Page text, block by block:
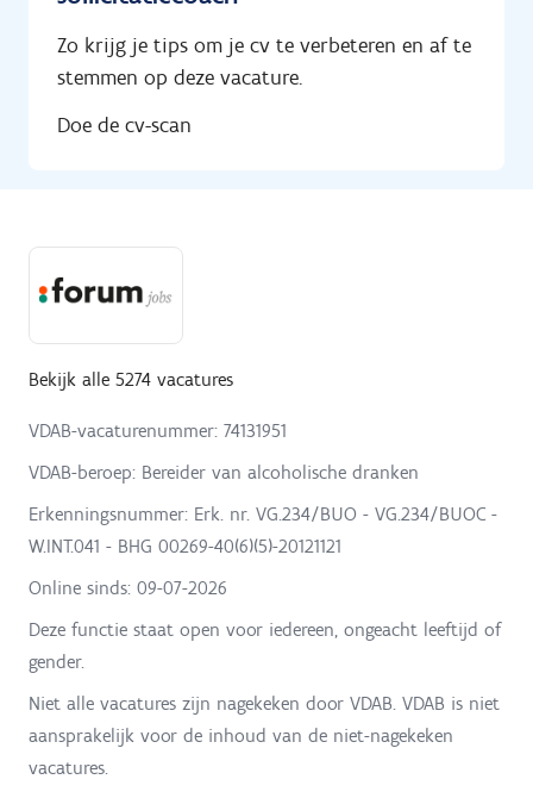
Zo krijg je tips om je cv te verbeteren en af te
stemmen op deze vacature.
Doe de cv-scan
Bekijk alle 5274 vacatures
VDAB-vacaturenummer: 74131951
VDAB-beroep: Bereider van alcoholische dranken
Erkenningsnummer: Erk. nr. VG.234/BUO - VG.234/BUOC -
W.INT.041 - BHG 00269-40(6)(5)-20121121
Online sinds: 09-07-2026
Deze functie staat open voor iedereen, ongeacht leeftijd of
gender.
Niet alle vacatures zijn nagekeken door VDAB. VDAB is niet
aansprakelijk voor de inhoud van de niet-nagekeken
vacatures.